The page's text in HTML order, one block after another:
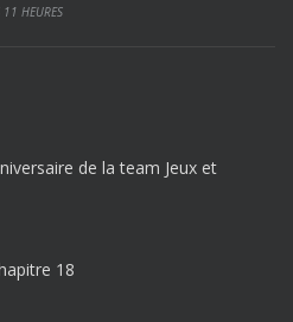
HEURES
de la team Jeux et
18